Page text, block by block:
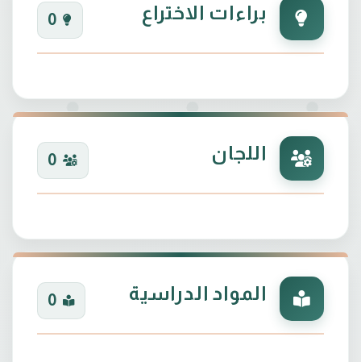
براءات الاختراع 0
اللجان 0
المواد الدراسية 0